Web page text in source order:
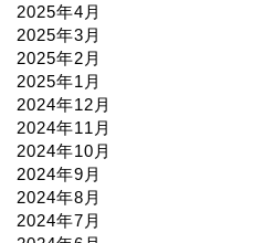
2025年4月
2025年3月
2025年2月
2025年1月
2024年12月
2024年11月
2024年10月
2024年9月
2024年8月
2024年7月